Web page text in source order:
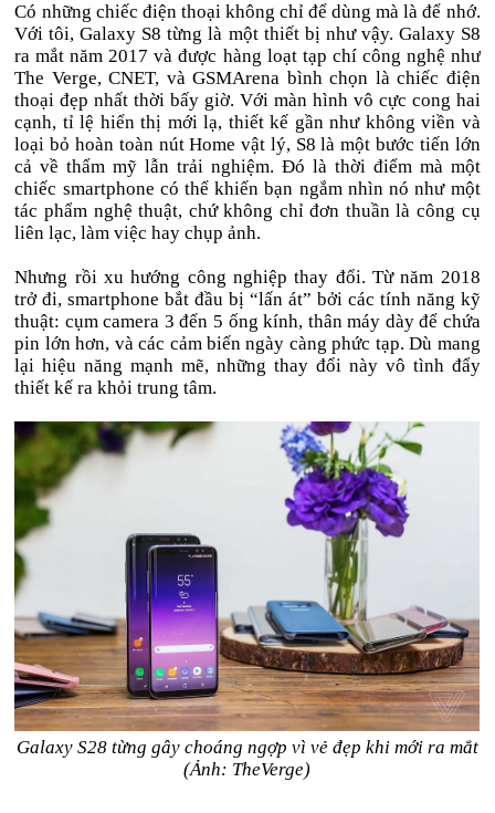
Có những chiếc điện thoại không chỉ để dùng mà là để nhớ.
Với tôi, Galaxy S8 từng là một thiết bị như vậy. Galaxy S8
ra mắt năm 2017 và được hàng loạt tạp chí công nghệ như
The Verge, CNET, và GSMArena bình chọn là chiếc điện
thoại đẹp nhất thời bấy giờ. Với màn hình vô cực cong hai
cạnh, tỉ lệ hiển thị mới lạ, thiết kế gần như không viền và
loại bỏ hoàn toàn nút Home vật lý, S8 là một bước tiến lớn
cả về thẩm mỹ lẫn trải nghiệm. Đó là thời điểm mà một
chiếc smartphone có thể khiến bạn ngắm nhìn nó như một
tác phẩm nghệ thuật, chứ không chỉ đơn thuần là công cụ
liên lạc, làm việc hay chụp ảnh.
Nhưng rồi xu hướng công nghiệp thay đổi. Từ năm 2018
trở đi, smartphone bắt đầu bị “lấn át” bởi các tính năng kỹ
thuật: cụm camera 3 đến 5 ống kính, thân máy dày để chứa
pin lớn hơn, và các cảm biến ngày càng phức tạp. Dù mang
lại hiệu năng mạnh mẽ, những thay đổi này vô tình đẩy
thiết kế ra khỏi trung tâm.
Galaxy S28 từng gây choáng ngợp vì vẻ đẹp khi mới ra mắt
(Ảnh: TheVerge)